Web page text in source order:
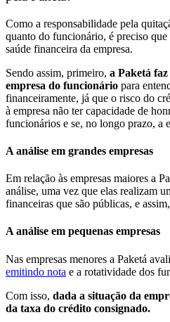
Como a responsabilidade pela
quanto do funcionário, é preciso que
saúde financeira da empresa.
Sendo assim, primeiro, a Paketá
empresa do funcionário para
financeiramente, já que o risco do
à empresa não ter capacidade de
funcionários e se, no longo prazo, a
A análise em grandes empresas
Em relação às empresas maiores a
análise, uma vez que elas realizam
financeiras que são públicas, e
A análise em pequenas empresas
Nas empresas menores a Paketá
emitindo nota e a rotatividade dos
Com isso, dada a situação da
da taxa do crédito consignado.